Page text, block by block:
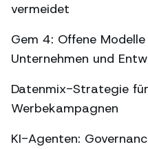
vermeidet
Gem 4: Offene
Unternehmen und
Datenmix-Strategie
Werbekampagnen
KI-Agenten: